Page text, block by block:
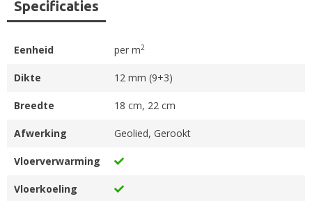
Specificaties
Eenheid per m2
Dikte 12 mm (9+3)
Breedte 18 cm, 22 cm
Afwerking Geolied, Gerookt
Vloerverwarming
Vloerkoeling